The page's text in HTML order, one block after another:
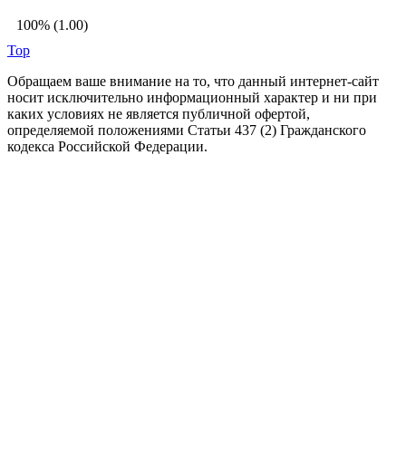
100% (1.00)
Top
Обращаем ваше внимание на то, что данный интернет-сайт
носит исключительно информационный характер и ни при
каких условиях не является публичной офертой,
определяемой положениями Статьи 437 (2) Гражданского
кодекса Российской Федерации.